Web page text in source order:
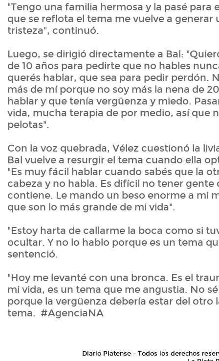
"Tengo una familia hermosa y la pasé para
que se reflota el tema me vuelve a generar
tristeza", continuó.
Luego, se dirigió directamente a Bal:
de 10 años para pedirte que no hables
querés hablar, que sea para pedir perdón.
más de mí porque no soy más la nena de
hablar y que tenía vergüenza y miedo.
vida, mucha terapia de por medio, así que
pelotas".
Con la voz quebrada, Vélez cuestionó la
Bal vuelve a resurgir el tema cuando ella
"Es muy fácil hablar cuando sabés que la
cabeza y no habla. Es difícil no tener gente
contiene. Le mando un beso enorme a mi
que son lo más grande de mi vida".
"Estoy harta de callarme la boca como si
ocultar. Y no lo hablo porque es un tema
sentenció.
"Hoy me levanté con una bronca. Es el
mi vida, es un tema que me angustia. No
porque la vergüenza debería estar del otro
tema. #AgenciaNA
Diario Platense - Todos los derechos